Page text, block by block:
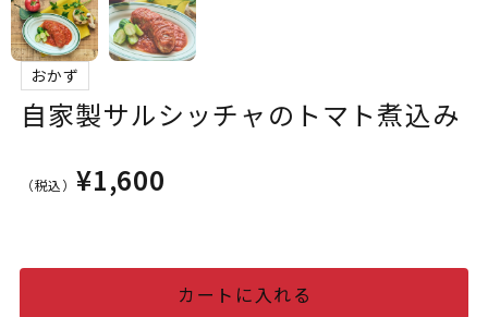
おかず
自家製サルシッチャのトマト煮込み
（税込） ¥1,600
カートに入れる